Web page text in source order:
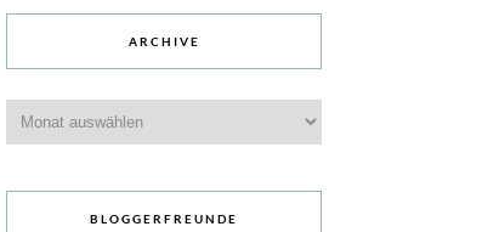
ARCHIVE
BLOGGERFREUNDE